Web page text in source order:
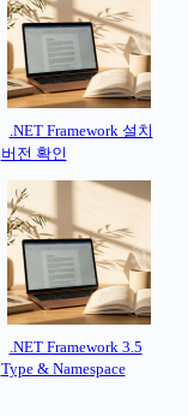
.NET Framework 설치
버전 확인
.NET Framework 3.5
Type & Namespace